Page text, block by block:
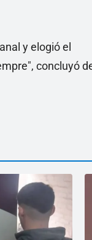
y elogió el
concluyó